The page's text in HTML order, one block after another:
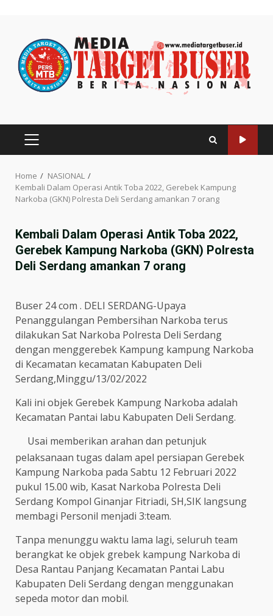
content
PRIMARY
Home
NASIONAL
Kembali Dalam Operasi Antik Toba 2022, Gerebek Kampung
Narkoba (GKN) Polresta Deli Serdang amankan 7 orang
Kembali Dalam Operasi Antik Toba 2022,
Gerebek Kampung Narkoba (GKN) Polresta
Deli Serdang amankan 7 orang
Buser 24 com . DELI SERDANG-Upaya
Penanggulangan Pembersihan Narkoba terus
dilakukan Sat Narkoba Polresta Deli Serdang
dengan menggerebek Kampung kampung Narkoba
di Kecamatan kecamatan Kabupaten Deli
Serdang,Minggu/13/02/2022
Kali ini objek Gerebek Kampung Narkoba adalah
Kecamatan Pantai labu Kabupaten Deli Serdang.
Usai memberikan arahan dan petunjuk
pelaksanaan tugas dalam apel persiapan Gerebek
Kampung Narkoba pada Sabtu 12 Februari 2022
pukul 15.00 wib, Kasat Narkoba Polresta Deli
Serdang Kompol Ginanjar Fitriadi, SH,SIK langsung
membagi Personil menjadi 3:team.
Tanpa menunggu waktu lama lagi, seluruh team
berangkat ke objek grebek kampung Narkoba di
Desa Rantau Panjang Kecamatan Pantai Labu
Kabupaten Deli Serdang dengan menggunakan
sepeda motor dan mobil.